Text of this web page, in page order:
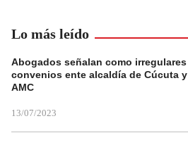
Lo más leído
Abogados señalan como irregulares
convenios ente alcaldía de Cúcuta y
AMC
13/07/2023